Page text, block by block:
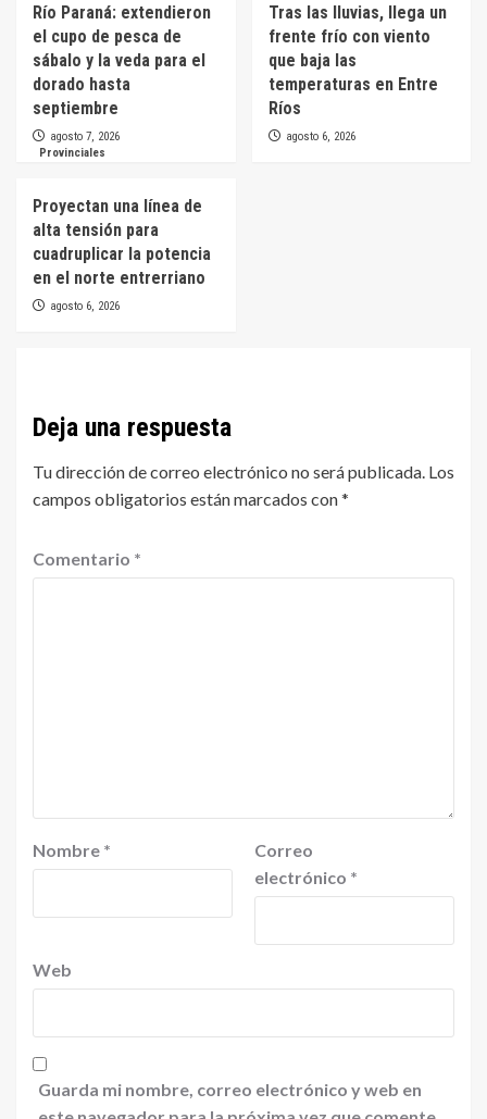
Río Paraná: extendieron
el cupo de pesca de
sábalo y la veda para el
dorado hasta
septiembre
agosto 7, 2026
Tras las lluvias, llega un
frente frío con viento
que baja las
temperaturas en Entre
Ríos
agosto 6, 2026
Provinciales
Proyectan una línea de
alta tensión para
cuadruplicar la potencia
en el norte entrerriano
agosto 6, 2026
Deja una respuesta
Tu dirección de correo electrónico no será publicada. Los
campos obligatorios están marcados con*
Comentario *
Nombre *
Correo
electrónico *
Web
Guarda mi nombre, correo electrónico y web en